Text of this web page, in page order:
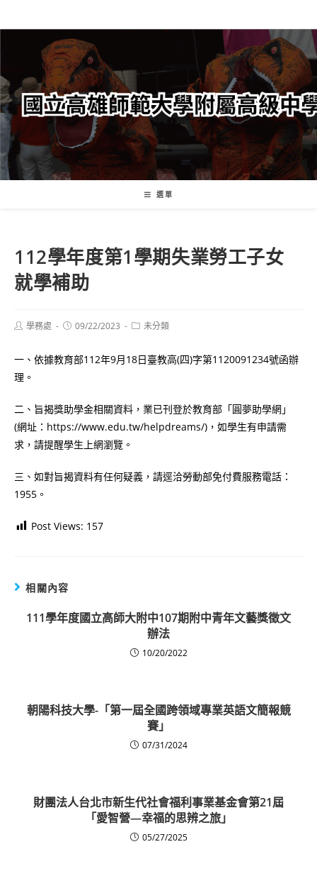
轉
要
內
容
選單
112學年度第1學期失業勞工子女
就學補助
Post學務處
Post09/22/2023
Post未分類
一、依據教育部112年9月18日臺教高(四)字第1120091234號函辦
理。
二、旨揭獎助學金相關資料，業已刊登於教育部「圓夢助學網」
(網址：https://www.edu.tw/helpdreams/)，如學生有申請需
求，請提醒學生上網瀏覽。
三、如對旨揭資料有任何疑義，請逕洽勞動部免付費服務電話：
1955。
Post Views: 157
相關內容
111學年度國立高師大附中107期附中青年文藝獎徵文
辦法
10/20/2022
朝陽科技大學-「第一屆全國跨領域專業英語文簡報競
賽」
07/31/2024
財團法人台北市新生代社會福利事業基金會第21屆
「愛智營—幸福的思辨之旅」
05/27/2025